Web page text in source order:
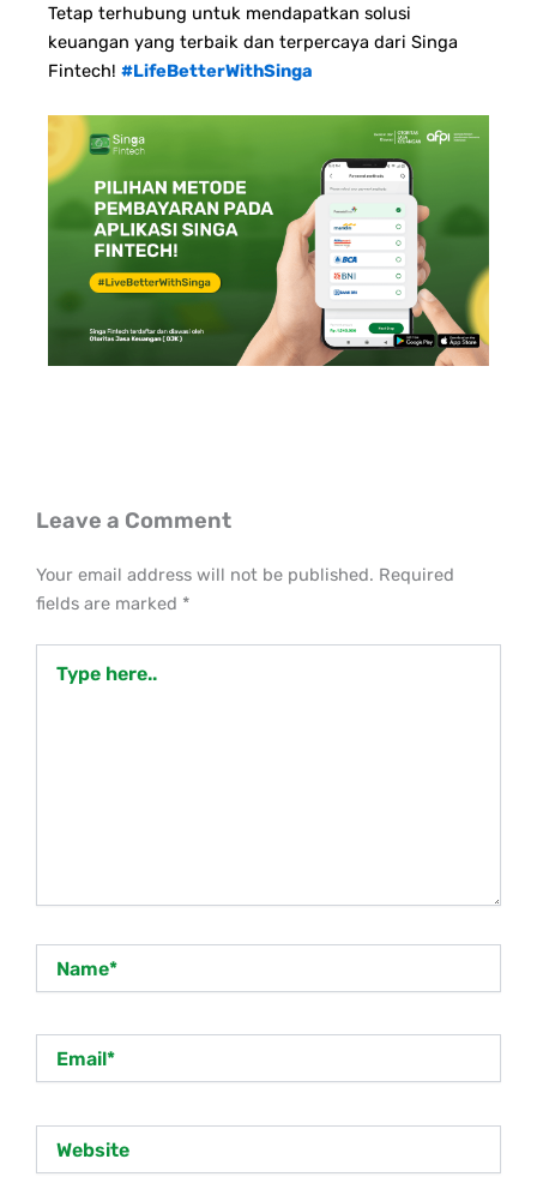
Tetap terhubung untuk mendapatkan solusi
keuangan yang terbaik dan terpercaya dari Singa
Fintech! #LifeBetterWithSinga
Leave a Comment
Your email address will not be published. Required
fields are marked *
here..